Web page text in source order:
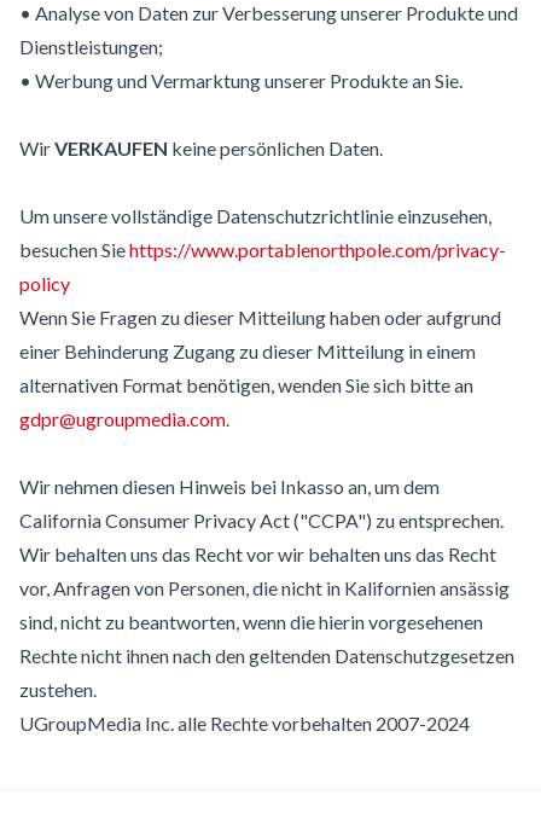
• Analyse von Daten zur Verbesserung unserer Produkte und
Dienstleistungen;
• Werbung und Vermarktung unserer Produkte an Sie.
WirVERKAUFEN keine persönlichen Daten.
Um unsere vollständige Datenschutzrichtlinie einzusehen,
besuchen Siehttps://www.portablenorthpole.com/privacy-
policy
Wenn Sie Fragen zu dieser Mitteilung haben oder aufgrund
einer Behinderung Zugang zu dieser Mitteilung in einem
alternativen Format benötigen, wenden Sie sich bitte an
gdpr@ugroupmedia.com.
Wir nehmen diesen Hinweis bei Inkasso an, um dem
California Consumer Privacy Act ("CCPA") zu entsprechen.
Wir behalten uns das Recht vor wir behalten uns das Recht
vor, Anfragen von Personen, die nicht in Kalifornien ansässig
sind, nicht zu beantworten, wenn die hierin vorgesehenen
Rechte nicht ihnen nach den geltenden Datenschutzgesetzen
zustehen.
UGroupMedia Inc. alle Rechte vorbehalten 2007-2024